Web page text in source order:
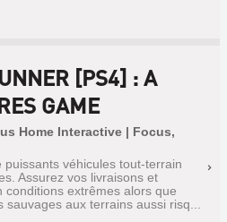
[PS4] : A
GAME
Home Interactive | Focus,
véhicules tout-terrain
Assurez vos livraisons et
conditions extrêmes alors que
aux terrains aussi risq...